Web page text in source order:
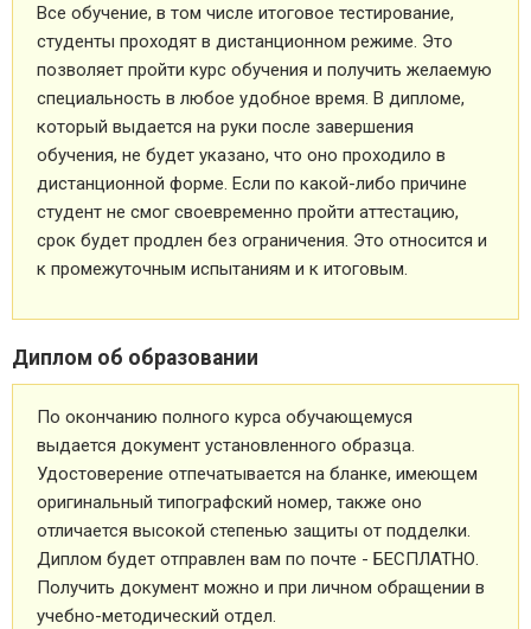
Все обучение, в том числе итоговое тестирование,
студенты проходят в дистанционном режиме. Это
позволяет пройти курс обучения и получить желаемую
специальность в любое удобное время. В дипломе,
который выдается на руки после завершения
обучения, не будет указано, что оно проходило в
дистанционной форме. Если по какой-либо причине
студент не смог своевременно пройти аттестацию,
срок будет продлен без ограничения. Это относится и
к промежуточным испытаниям и к итоговым.
Диплом об образовании
По окончанию полного курса обучающемуся
выдается документ установленного образца.
Удостоверение отпечатывается на бланке, имеющем
оригинальный типографский номер, также оно
отличается высокой степенью защиты от подделки.
Диплом будет отправлен вам по почте - БЕСПЛАТНО.
Получить документ можно и при личном обращении в
учебно-методический отдел.